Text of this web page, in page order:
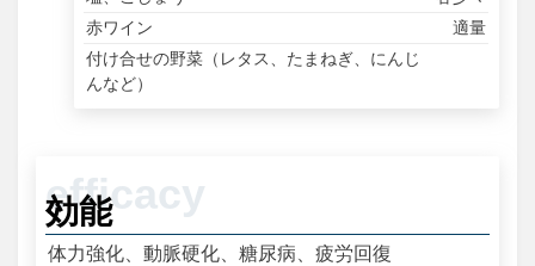
赤ワイン
適量
付け合せの野菜（レタス、たまねぎ、にんじ
んなど）
効能
体力強化、動脈硬化、糖尿病、疲労回復